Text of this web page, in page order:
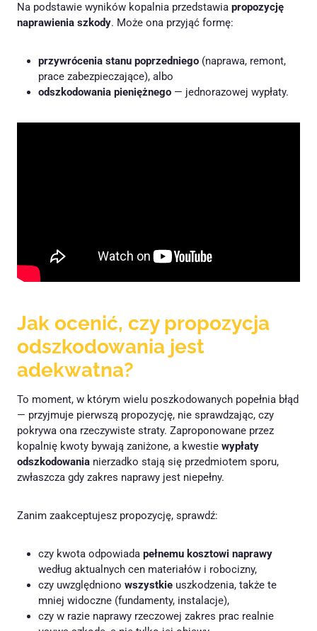
Na podstawie wyników kopalnia przedstawia propozycję
naprawienia szkody. Może ona przyjąć formę:
przywrócenia stanu poprzedniego (naprawa, remont,
prace zabezpieczające), albo
odszkodowania pieniężnego — jednorazowej wypłaty.
Jak ocenić, czy propozycja
odszkodowania jest
adekwatna?
To moment, w którym wielu poszkodowanych popełnia błąd
— przyjmuje pierwszą propozycję, nie sprawdzając, czy
pokrywa ona rzeczywiste straty. Zaproponowane przez
kopalnię kwoty bywają zaniżone, a kwestie wypłaty
odszkodowania nierzadko stają się przedmiotem sporu,
zwłaszcza gdy zakres naprawy jest niepełny.
Zanim zaakceptujesz propozycję, sprawdź:
czy kwota odpowiada pełnemu kosztowi naprawy
według aktualnych cen materiałów i robocizny,
czy uwzględniono wszystkie uszkodzenia, także te
mniej widoczne (fundamenty, instalacje),
czy w razie naprawy rzeczowej zakres prac realnie